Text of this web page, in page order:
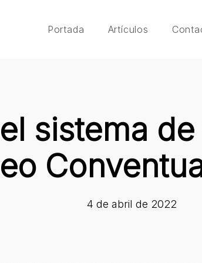
Portada Artículos
sistema
4 de abril de 2022